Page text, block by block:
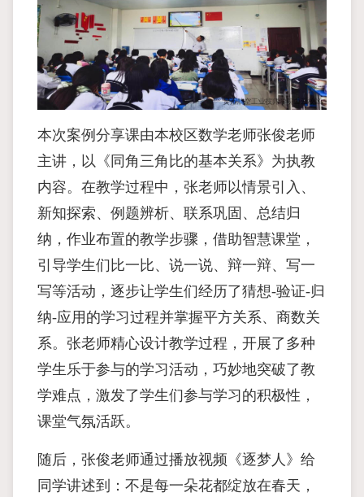
本次案例分享课由本校区数学老师张俊老师
主讲，以《同角三角比的基本关系》为执教
内容。在教学过程中，张老师以情景引入、
新知探索、例题辨析、联系巩固、总结归
纳，作业布置的教学步骤，借助智慧课堂，
引导学生们比一比、说一说、辩一辩、写一
写等活动，逐步让学生们经历了猜想-验证-归
纳-应用的学习过程并掌握平方关系、商数关
系。张老师精心设计教学过程，开展了多种
学生乐于参与的学习活动，巧妙地突破了教
学难点，激发了学生们参与学习的积极性，
课堂气氛活跃。
随后，张俊老师通过播放视频《逐梦人》给
同学讲述到：不是每一朵花都绽放在春天，